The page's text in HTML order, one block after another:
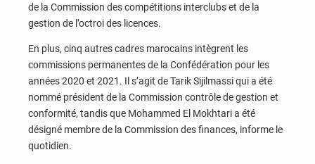
de la Commission des compétitions interclubs et de la
gestion de l’octroi des licences.
En plus, cinq autres cadres marocains intègrent les
commissions permanentes de la Confédération pour les
années 2020 et 2021. Il s’agit de Tarik Sijilmassi qui a été
nommé président de la Commission contrôle de gestion et
conformité, tandis que Mohammed El Mokhtari a été
désigné membre de la Commission des finances, informe le
quotidien.